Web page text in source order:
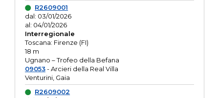
R2609001
dal: 03/01/2026
al: 04/01/2026
Interregionale
Toscana: Firenze (FI)
18 m
Ugnano – Trofeo della Befana
09053- Arcieri della Real Villa
Venturini, Gaia
R2609002